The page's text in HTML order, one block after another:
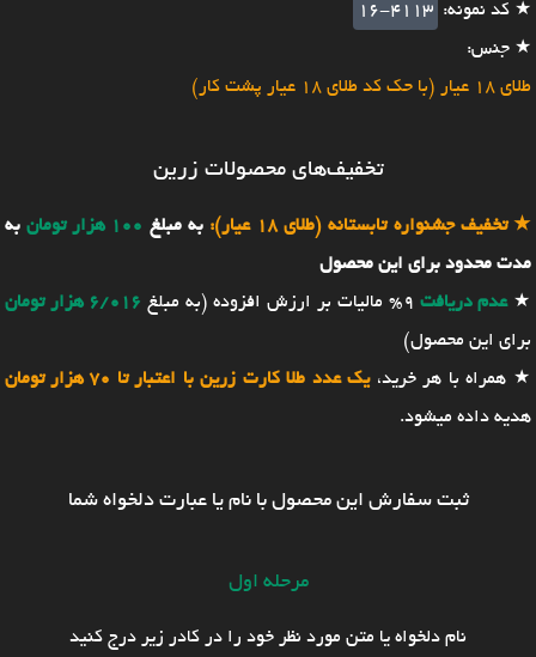
★ کد نمونه: 16-4113
★ جنس:
طلای 18 عیار (با حک کد طلای 18 عیار پشت کار)
تخفیف‌های محصولات زرین
★تخفیف جشنواره تابستانه (طلای 18 عیار): به مبلغ 100 هزار تومان
به
مدت محدود برای این محصول
★عدم دریافت 9% مالیات بر ارزش افزوده (به مبلغ
6/016 هزار تومان
برای این محصول)
★ همراه با هر خرید،یک عدد طلا کارت زرین با اعتبار تا 70 هزار تومان
هدیه داده میشود.
ثبت سفارش این محصول با نام یا عبارت دلخواه شما
مرحله اول
نام دلخواه یا متن مورد نظر خود را در کادر زیر درج کنید